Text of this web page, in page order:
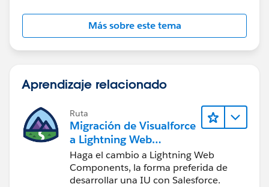
Más sobre este tema
Aprendizaje relacionado
Ruta
Migración de Visualforce
a Lightning Web
Components
Haga el cambio a Lightning Web
Components, la forma preferida de
desarrollar una IU con Salesforce.